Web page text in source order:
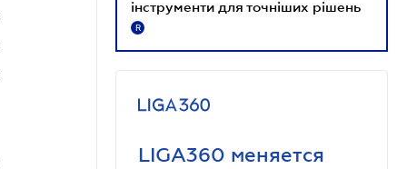
інструменти для точніших рішень
R
LIGA360 меняется